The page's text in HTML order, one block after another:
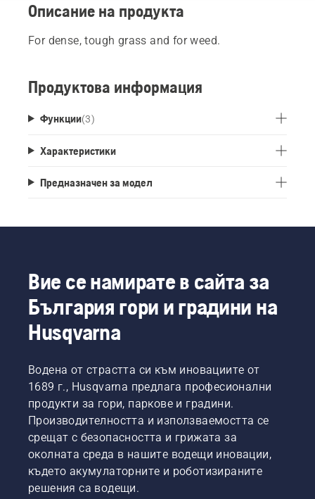
Описание на продукта
For dense, tough grass and for weed.
Продуктова информация
Функции(3)
Характеристики
Предназначен за модел
Вие се намирате в сайта за
България гори и градини на
Husqvarna
Водена от страстта си към иновациите от
1689 г., Husqvarna предлага професионални
продукти за гори, паркове и градини.
Производителността и използваемостта се
срещат с безопасността и грижата за
околната среда в нашите водещи иновации,
където акумулаторните и роботизираните
решения са водещи.